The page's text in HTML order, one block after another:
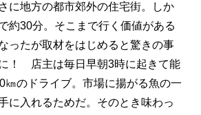
に地方の都市郊外の住宅街。しか
約30分。そこまで行く価値がある
たが取材をはじめると驚きの事
！ 店主は毎日早朝3時に起きて能
㎞のドライブ。市場に揚がる魚の一
に入れるためだ。そのとき味わっ